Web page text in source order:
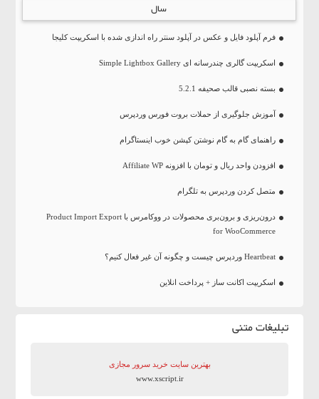
سال
فرم آپلود فایل و عکس در آپلود سنتر راه اندازی شده با اسکریپت کلیجا
اسکریپت گالری چندرسانه ای Simple Lightbox Gallery
بسته نصبی قالب صحیفه 5.2.1
آموزش جلوگیری از حملات بروت فورس وردپرس
راهنمای گام به گام نوشتن کپشن خوب اینستاگرام
افزودن واحد ریال و تومان با افزونه Affiliate WP
متصل کردن وردپرس به تلگرام
درون‌ریزی و برون‌بری محصولات در ووکامرس با Product Import Export
for WooCommerce
Heartbeat وردپرس چیست و چگونه آن غیر فعال کنیم؟
اسکریپت اکانت ساز + پرداخت انلاین
تبلیغات متنی
بهترین سایت‌ خرید سرور مجازی
www.xscript.ir